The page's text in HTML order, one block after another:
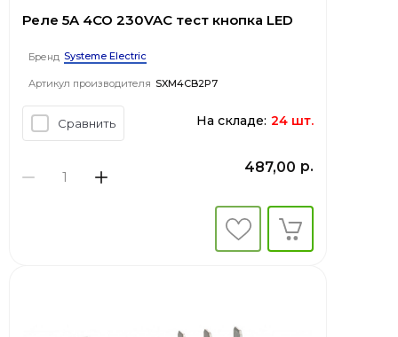
Реле 5A 4CO 230VAC тест кнопка LED
Бренд Systeme Electric
Артикул производителя SXM4CB2P7
Сравнить На складе: 24 шт.
487,00 р.